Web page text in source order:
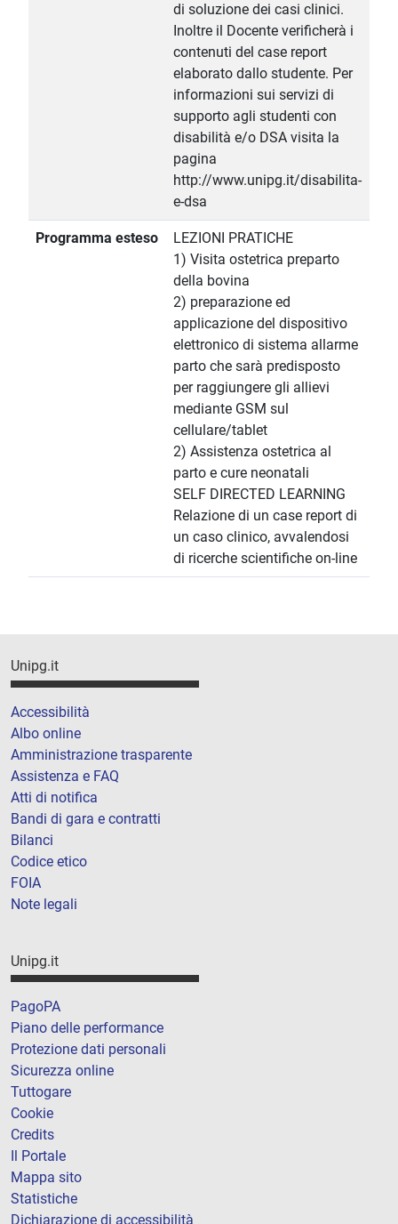
di soluzione dei casi clinici.
Inoltre il Docente verificherà i
contenuti del case report
elaborato dallo studente. Per
informazioni sui servizi di
supporto agli studenti con
disabilità e/o DSA visita la
pagina
http://www.unipg.it/disabilita-
e-dsa
Programma esteso
LEZIONI PRATICHE
1) Visita ostetrica preparto
della bovina
2) preparazione ed
applicazione del dispositivo
elettronico di sistema allarme
parto che sarà predisposto
per raggiungere gli allievi
mediante GSM sul
cellulare/tablet
2) Assistenza ostetrica al
parto e cure neonatali
SELF DIRECTED LEARNING
Relazione di un case report di
un caso clinico, avvalendosi
di ricerche scientifiche on-line
Unipg.it
Accessibilità
Albo online
Amministrazione trasparente
Assistenza e FAQ
Atti di notifica
Bandi di gara e contratti
Bilanci
Codice etico
FOIA
Note legali
Unipg.it
PagoPA
Piano delle performance
Protezione dati personali
Sicurezza online
Tuttogare
Cookie
Credits
Il Portale
Mappa sito
Statistiche
Dichiarazione di accessibilità